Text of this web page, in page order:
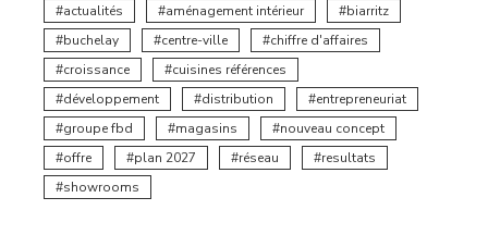
actualités aménagement intérieur
biarritz
buchelay
centre-ville
chiffre d'affaires
croissance
cuisines références
développement
distribution
entrepreneuriat
groupe fbd
magasins
nouveau concept
offre
plan 2027 réseau
resultats
showrooms